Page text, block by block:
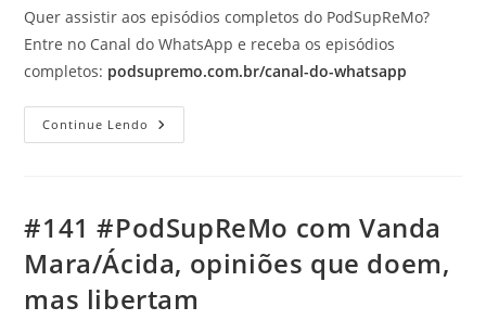
Quer assistir aos episódios completos do PodSupReMo?
Entre no Canal do WhatsApp e receba os episódios
completos: podsupremo.com.br/canal-do-whatsapp
Continue Lendo Resiliência
—
Quando
Você
De
Fugir
Dela
#141 #PodSupReMo com Vanda
Mara/Ácida, opiniões que doem,
mas libertam